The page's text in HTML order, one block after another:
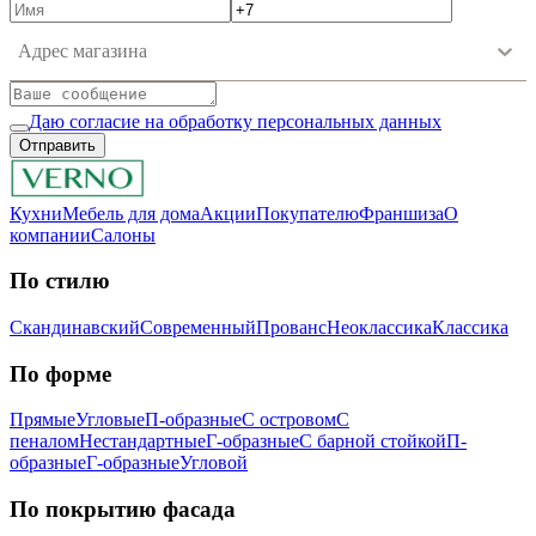
Адрес магазина
Даю согласие на обработку персональных данных
Отправить
КухниМебель для домаАкцииПокупателюФраншизаО
компанииСалоны
По стилю
СкандинавскийСовременныйПровансНеоклассикаКлассика
Пo фopмe
ПрямыеУгловыеП-образныеС островомС
пеналомНестандартныеГ-образныеС барной стойкойП-
образныеГ-образныеУгловой
Пo пoкpытию фacaдa